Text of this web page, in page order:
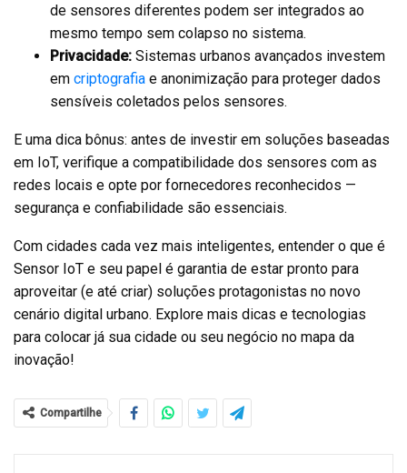
de sensores diferentes podem ser integrados ao
mesmo tempo sem colapso no sistema.
Privacidade: Sistemas urbanos avançados investem
em criptografia e anonimização para proteger dados
sensíveis coletados pelos sensores.
E uma dica bônus: antes de investir em soluções baseadas
em IoT, verifique a compatibilidade dos sensores com as
redes locais e opte por fornecedores reconhecidos —
segurança e confiabilidade são essenciais.
Com cidades cada vez mais inteligentes, entender o que é
Sensor IoT e seu papel é garantia de estar pronto para
aproveitar (e até criar) soluções protagonistas no novo
cenário digital urbano. Explore mais dicas e tecnologias
para colocar já sua cidade ou seu negócio no mapa da
inovação!
Compartilhe